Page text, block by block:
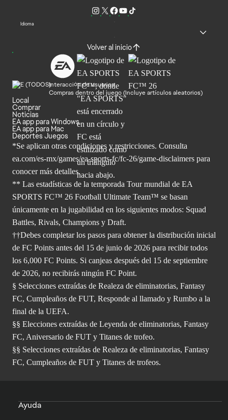
Idioma
Volver al inicio
Interacción de usuarios
Compras dentro del juego (Incluye artículos aleatorios)
Local
Comprar
Noticias
EA app para Windows
EA app para Mac
Deportes Juegos
*Se aplican otras condiciones y restricciones. Consulta
ea.com/es-mx/games/ea-sports-fc/fc-26/game-disclaimers para
conocer más detalles.
** Las estadísticas de la temporada Tour mundial de EA
SPORTS FC™ 26 Football Ultimate Team™ se basan
únicamente en la jugabilidad en los siguientes modos: Squad
Battles, Rivals, Champions y Draft.
††Debes completar los pasos para obtener la distribución inicial
de FC Points antes del 15 de junio de 2026 para recibir todos
los 6,000 FC Points. Si canjeas después del 15 de septiembre
de 2026, no recibirás ningún FC Point.
§ Selecciones extraídas de Realeza de eliminatorias, Fantasy
FC, Cumpleaños de FUT, Responde al llamado y Rumbo a la
final de la UEFA.
§§ Elecciones extraídas de Leyenda de eliminatorias, Fantasy
FC, Aniversario de FUT y Titanes de trofeo.
§§ Selecciones extraídas de Realeza de eliminatorias, Fantasy
FC, Cumpleaños de FUT y Titanes de trofeos.
Ayuda